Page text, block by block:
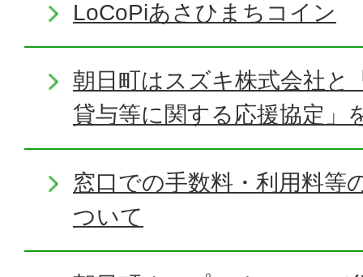
LoCoPiあさひまちコイン
朝日町はスズキ株式会社と
貸与等に関する応援協定」
窓口での手数料・利用料等
ついて